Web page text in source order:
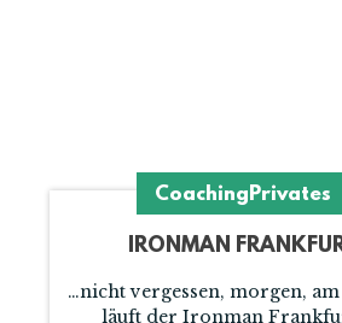
CoachingPrivates
IRONMAN
…nicht vergessen, morgen,
läuft der Ironman